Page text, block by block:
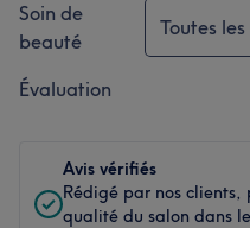
Soin de
beauté
Toutes
Évaluation
Avis vérifiés
Rédigé par nos
qualité du salon dans